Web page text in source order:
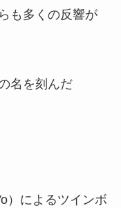
も多くの反響が
名を刻んだ
）によるツインボ